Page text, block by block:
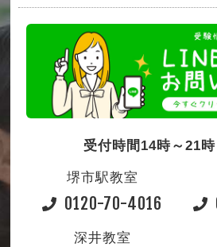
受付時間14時～21時
堺市駅教室
0120-70-4016
深井教室